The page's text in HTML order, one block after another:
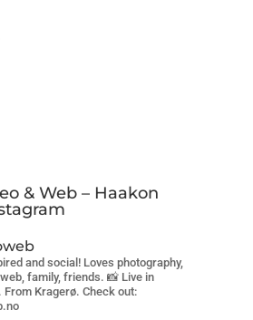
& Web – Haakon
and social! Loves photography,
family, friends. 📸 Live in
From Kragerø. Check out: